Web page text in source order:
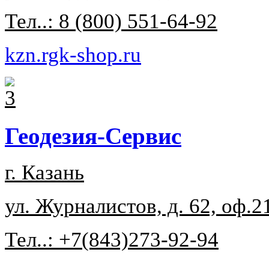
Тел..: 8 (800) 551-64-92
kzn.rgk-shop.ru
Геодезия-Сервис
г. Казань
ул. Журналистов, д. 62,
Тел..: +7(843)273-92-94